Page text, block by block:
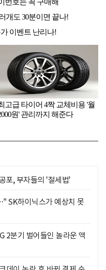
포, 부자들의 '절세법'
SK하이닉스가 예상치 못
2분기 벌어들인 놀라운 액